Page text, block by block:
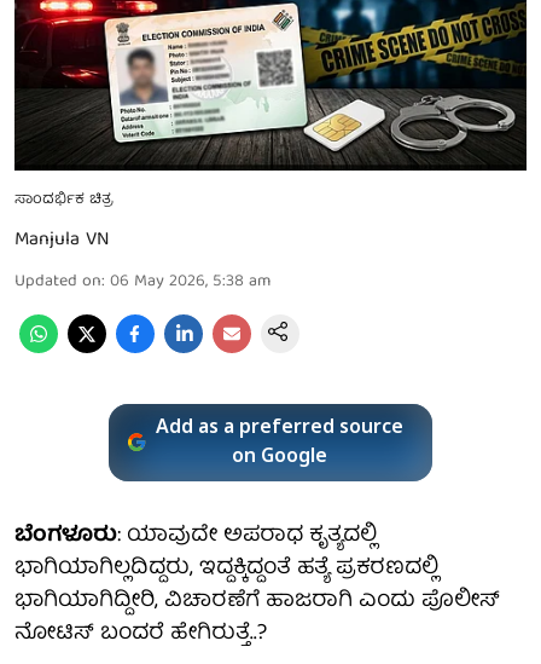
ಸಾಂದರ್ಭಿಕ ಚಿತ್ರ
Manjula VN
Updated on: 06 May 2026, 5:38 am
Add as a preferred source
on Google
ಬೆಂಗಳೂರು: ಯಾವುದೇ ಅಪರಾಧ ಕೃತ್ಯದಲ್ಲಿ
ಭಾಗಿಯಾಗಿಲ್ಲದಿದ್ದರು, ಇದ್ದಕ್ಕಿದ್ದಂತೆ ಹತ್ಯೆ ಪ್ರಕರಣದಲ್ಲಿ
ಭಾಗಿಯಾಗಿದ್ದೀರಿ, ವಿಚಾರಣೆಗೆ ಹಾಜರಾಗಿ ಎಂದು ಪೊಲೀಸ್
ನೋಟಿಸ್ ಬಂದರೆ ಹೇಗಿರುತ್ತೆ..?